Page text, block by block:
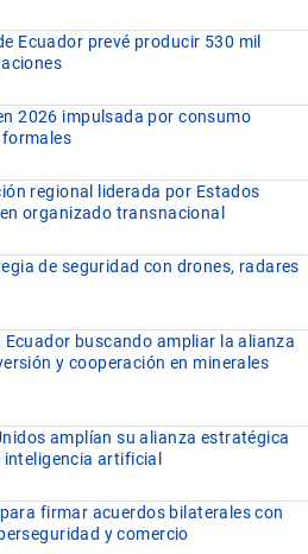
Ecuador prevé producir 530 mil
2026 impulsada por consumo
regional liderada por Estados
organizado transnacional
de seguridad con drones, radares
buscando ampliar la alianza
y cooperación en minerales
amplían su alianza estratégica
artificial
firmar acuerdos bilaterales con
y comercio